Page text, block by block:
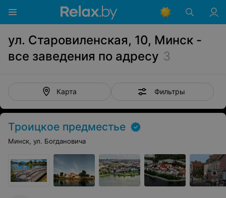
ул. Старовиленская, 10, Минск -
все заведения по адресу 3
Карта Фильтры
Троицкое предместье
Минск, ул. Богдановича